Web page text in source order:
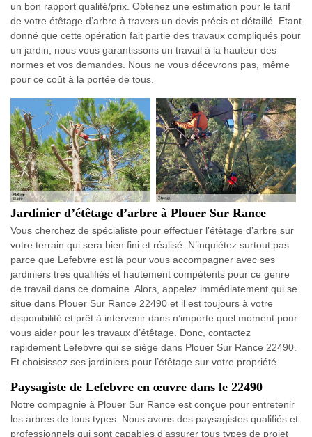
un bon rapport qualité/prix. Obtenez une estimation pour le tarif
de votre étêtage d’arbre à travers un devis précis et détaillé. Etant
donné que cette opération fait partie des travaux compliqués pour
un jardin, nous vous garantissons un travail à la hauteur des
normes et vos demandes. Nous ne vous décevrons pas, même
pour ce coût à la portée de tous.
Jardinier d’étêtage d’arbre à Plouer Sur Rance
Vous cherchez de spécialiste pour effectuer l’étêtage d’arbre sur
votre terrain qui sera bien fini et réalisé. N’inquiétez surtout pas
parce que Lefebvre est là pour vous accompagner avec ses
jardiniers très qualifiés et hautement compétents pour ce genre
de travail dans ce domaine. Alors, appelez immédiatement qui se
situe dans Plouer Sur Rance 22490 et il est toujours à votre
disponibilité et prêt à intervenir dans n’importe quel moment pour
vous aider pour les travaux d’étêtage. Donc, contactez
rapidement Lefebvre qui se siège dans Plouer Sur Rance 22490.
Et choisissez ses jardiniers pour l’étêtage sur votre propriété.
Paysagiste de Lefebvre en œuvre dans le 22490
Notre compagnie à Plouer Sur Rance est conçue pour entretenir
les arbres de tous types. Nous avons des paysagistes qualifiés et
professionnels qui sont capables d’assurer tous types de projet